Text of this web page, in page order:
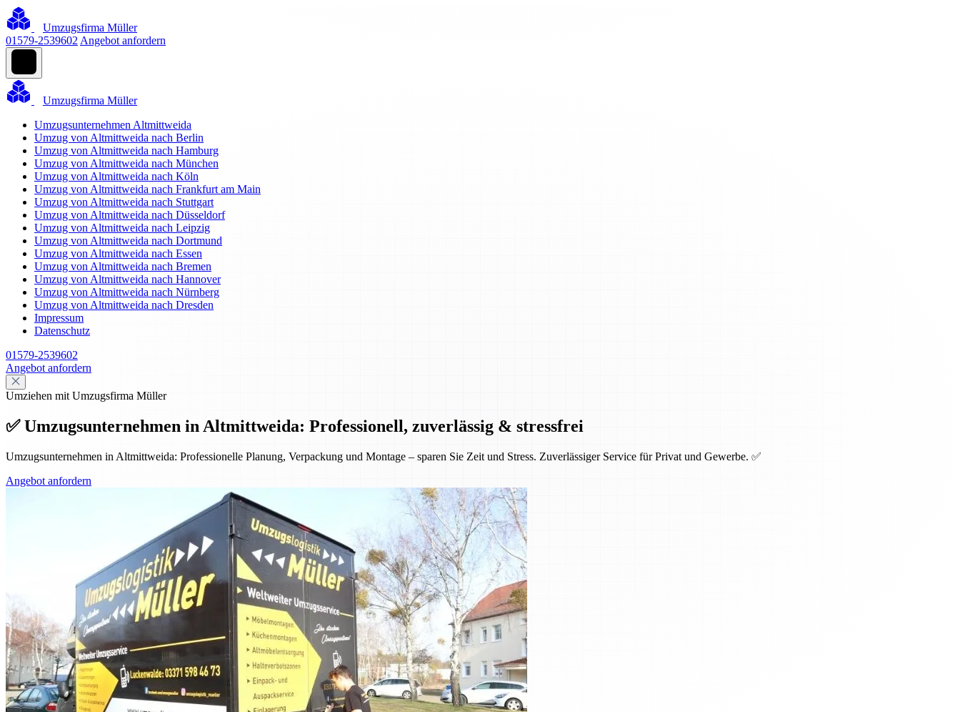
Umzugsfirma Müller
01579-2539602 Angebot anfordern
Umzugsfirma Müller
Umzugsunternehmen Altmittweida
Umzug von Altmittweida nach Berlin
Umzug von Altmittweida nach Hamburg
Umzug von Altmittweida nach München
Umzug von Altmittweida nach Köln
Umzug von Altmittweida nach Frankfurt am Main
Umzug von Altmittweida nach Stuttgart
Umzug von Altmittweida nach Düsseldorf
Umzug von Altmittweida nach Leipzig
Umzug von Altmittweida nach Dortmund
Umzug von Altmittweida nach Essen
Umzug von Altmittweida nach Bremen
Umzug von Altmittweida nach Hannover
Umzug von Altmittweida nach Nürnberg
Umzug von Altmittweida nach Dresden
Impressum
Datenschutz
01579-2539602
Angebot anfordern
Umziehen mit Umzugsfirma Müller
✅ Umzugsunternehmen in Altmittweida: Professionell, zuverlässig & stressfrei
Umzugsunternehmen in Altmittweida: Professionelle Planung, Verpackung und Montage – sparen Sie Zeit und Stress. Zuverlässiger Service für Privat und Gewerbe. ✅
Angebot anfordern